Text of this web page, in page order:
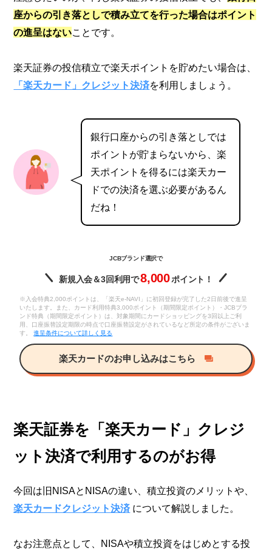
座からの引き落としで積み立てを行った場合はポイント
の進呈はないことです。
楽天証券の投信積立で楽天ポイントを貯めたい場合は、
「楽天カード」クレジット決済を利用しましょう。
銀行口座からの引き落としでは
ポイントが貯まらないから、楽
天ポイントを得るには楽天カー
ドでの決済を選ぶ必要があるん
だね！
JCBブランド選択で
新規入会＆3回利用で8,000ポイント！
※入会特典2,000ポイントは、「楽天e-NAVI」に初回登録が完了した2日前後で進呈
いたします。また、カード利用特典3,000ポイント（期間限定ポイント）・JCBブラ
ンド特典（期間限定ポイント）は、対象期間にカードショッピングを3回以上ご利
用、口座振替設定期限の時点で口座振替設定がされているなど所定の条件がございま
す。進呈条件について詳しく見る
楽天カードのお申し込みはこちら
楽天証券を「楽天カード」クレジ
ット決済で利用するのがお得
今回は旧NISAとNISAの違い、積立投資のメリットや、
楽天カードクレジット決済 について解説しました。
なお注意点として、NISAや積立投資をはじめとする投